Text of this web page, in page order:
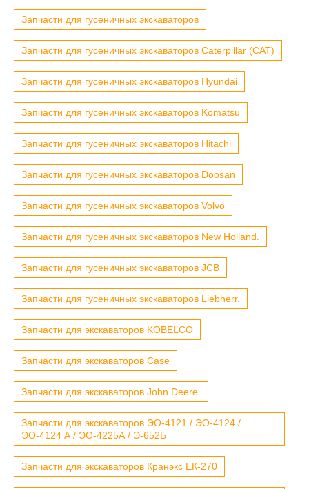
Запчасти для гусеничных экскаваторов
Запчасти для гусеничных экскаваторов Caterpillar (CAT)
Запчасти для гусеничных экскаваторов Hyundai
Запчасти для гусеничных экскаваторов Komatsu
Запчасти для гусеничных экскаваторов Hitachi
Запчасти для гусеничных экскаваторов Doosan
Запчасти для гусеничных экскаваторов Volvo
Запчасти для гусеничных экскаваторов New Holland.
Запчасти для гусеничных экскаваторов JCB
Запчасти для гусеничных экскаваторов Liebherr.
Запчасти для экскаваторов KOBELCO
Запчасти для экскаваторов Case
Запчасти для экскаваторов John Deere.
Запчасти для экскаваторов ЭО-4121 / ЭО-4124 /
ЭО-4124 А / ЭО-4225А / Э-652Б
Запчасти для экскаваторов Кранэкс ЕК-270